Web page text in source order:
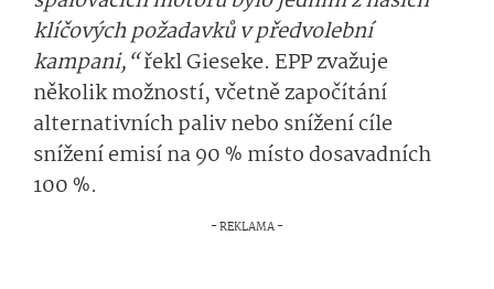
klíčových požadavků v předvolební
kampani,“řekl Gieseke. EPP zvažuje
několik možností, včetně započítání
alternativních paliv nebo snížení cíle
snížení emisí na 90 % místo dosavadních
100 %.